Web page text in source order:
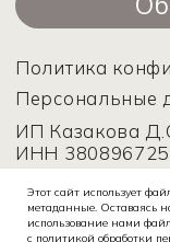
Этот сайт использует
метаданные. Оставаясь
использование нами
с политикой обработки